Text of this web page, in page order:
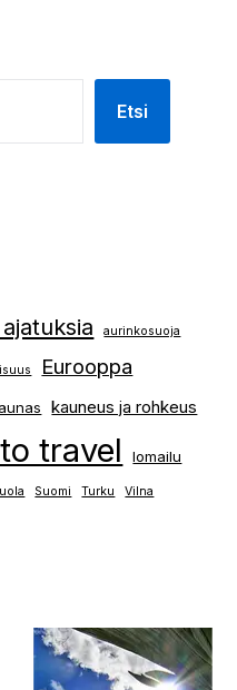
Etsi
aurinkosuoja
Eurooppa
kauneus ja rohkeus
travel lomailu
Suomi Turku
Vilna